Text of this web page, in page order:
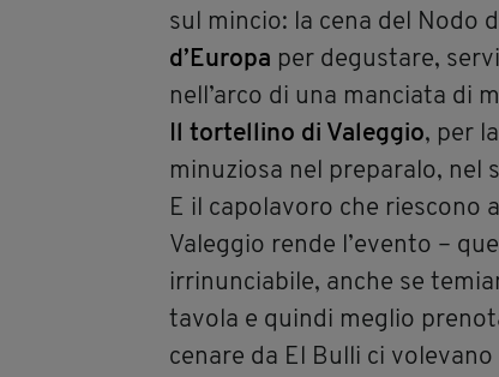
sul mincio: la cena del Nodo
d’Europa per degustare,
nell’arco di una manciata di
Il tortellino di Valeggio, per
minuziosa nel preparalo, nel
E il capolavoro che riescono
Valeggio rende l’evento –
irrinunciabile, anche se
tavola e quindi meglio
cenare da El Bulli ci volevano